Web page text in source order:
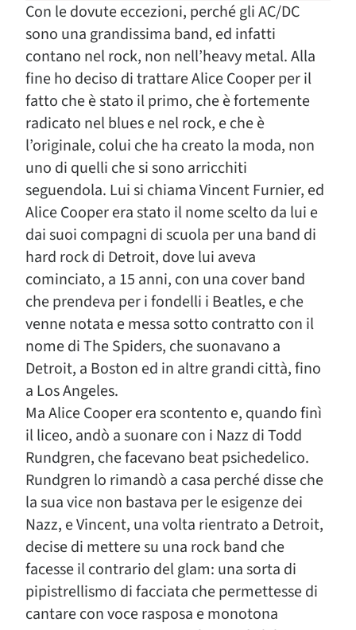
Con le dovute eccezioni, perché gli AC/DC
sono una grandissima band, ed infatti
contano nel rock, non nell’heavy metal. Alla
fine ho deciso di trattare Alice Cooper per il
fatto che è stato il primo, che è fortemente
radicato nel blues e nel rock, e che è
l’originale, colui che ha creato la moda, non
uno di quelli che si sono arricchiti
seguendola. Lui si chiama Vincent Furnier, ed
Alice Cooper era stato il nome scelto da lui e
dai suoi compagni di scuola per una band di
hard rock di Detroit, dove lui aveva
cominciato, a 15 anni, con una cover band
che prendeva per i fondelli i Beatles, e che
venne notata e messa sotto contratto con il
nome di The Spiders, che suonavano a
Detroit, a Boston ed in altre grandi città, fino
a Los Angeles.
Ma Alice Cooper era scontento e, quando finì
il liceo, andò a suonare con i Nazz di Todd
Rundgren, che facevano beat psichedelico.
Rundgren lo rimandò a casa perché disse che
la sua vice non bastava per le esigenze dei
Nazz, e Vincent, una volta rientrato a Detroit,
decise di mettere su una rock band che
facesse il contrario del glam: una sorta di
pipistrellismo di facciata che permettesse di
cantare con voce rasposa e monotona